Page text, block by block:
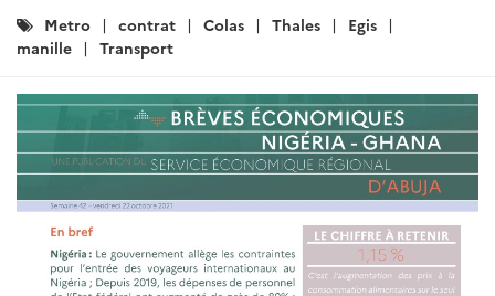
Catégories
:
Metro contrat Colas Thales
Egis
manille
Transport